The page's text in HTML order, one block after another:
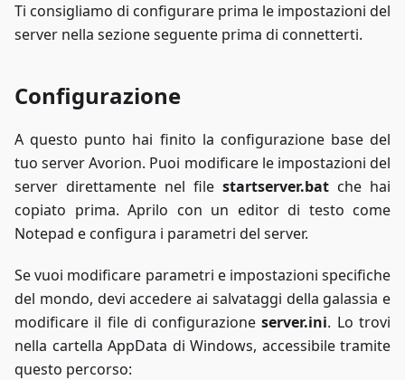
Ti consigliamo di configurare prima le impostazioni del
server nella sezione seguente prima di connetterti.
Configurazione
A questo punto hai finito la configurazione base del
tuo server Avorion. Puoi modificare le impostazioni del
server direttamente nel file startserver.bat che hai
copiato prima. Aprilo con un editor di testo come
Notepad e configura i parametri del server.
Se vuoi modificare parametri e impostazioni specifiche
del mondo, devi accedere ai salvataggi della galassia e
modificare il file di configurazioneserver.ini. Lo trovi
nella cartella AppData di Windows, accessibile tramite
questo percorso: